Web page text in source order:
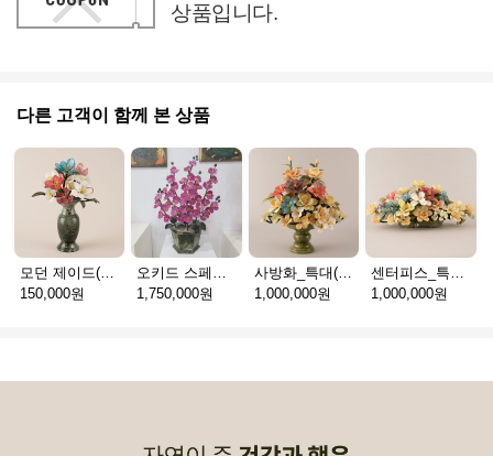
상품입니다.
다른 고객이 함께 본 상품
모던 제이드(천연옥꽃_택배)
150,000원
오키드 스페셜(천연옥꽃_택배)
1,750,000원
사방화_특대(천연옥꽃_택배)
1,000,000원
센터피스_특대(천연옥꽃_택배)
1,000,000원